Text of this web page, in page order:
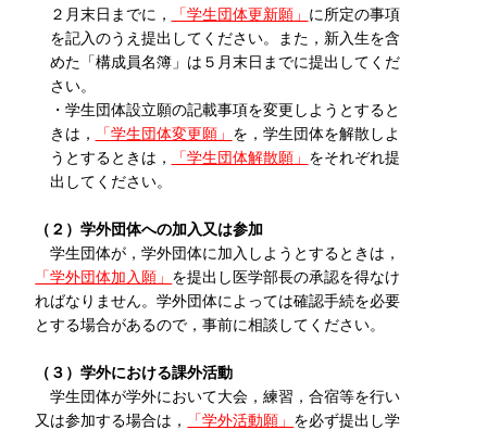
２月末日までに，
「学生団体更新願」 に所定の事項
を記入のうえ提出してください。また，新入生を含
めた「構成員名簿」は５月末日までに提出してくだ
さい。
・学生団体設立願の記載事項を変更しようとすると
きは，
「学生団体変更願」 を，学生団体を解散しよ
うとするときは，
「学生団体解散願」 をそれぞれ提
出してください。
（２）学外団体への加入又は参加
学生団体が，学外団体に加入しようとするときは，
「学外団体加入願」 を提出し医学部長の承認を得なけ
ればなりません。学外団体によっては確認手続を必要
とする場合があるので，事前に相談してください。
（３）学外における課外活動
学生団体が学外において大会，練習，合宿等を行い
又は参加する場合は，
「学外活動願」 を必ず提出し学